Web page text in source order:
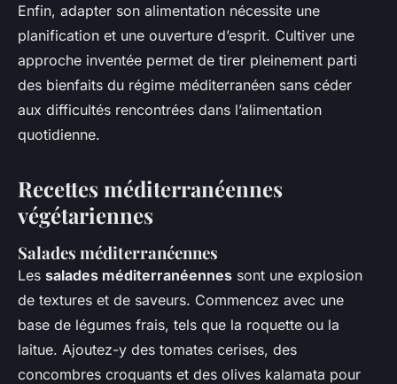
Enfin, adapter son alimentation nécessite une
planification et une ouverture d’esprit. Cultiver une
approche inventée permet de tirer pleinement parti
des bienfaits du régime méditerranéen sans céder
aux difficultés rencontrées dans l’alimentation
quotidienne.
Recettes méditerranéennes
végétariennes
Salades méditerranéennes
Les salades méditerranéennes sont une explosion
de textures et de saveurs. Commencez avec une
base de légumes frais, tels que la roquette ou la
laitue. Ajoutez-y des tomates cerises, des
concombres croquants et des olives kalamata pour